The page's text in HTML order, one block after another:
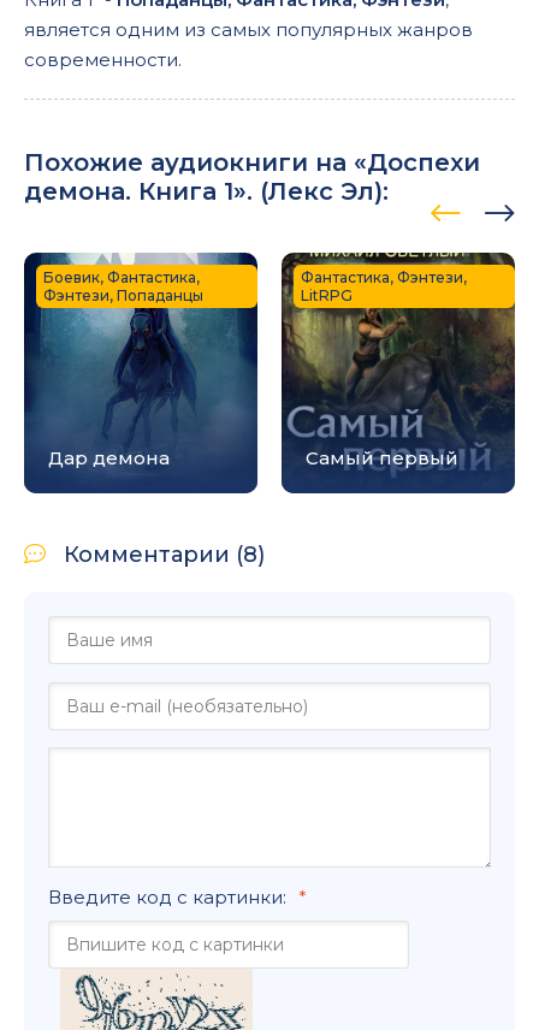
является одним из самых популярных жанров
современности.
Похожие аудиокниги на «Доспехи
демона. Книга 1». (Лекс Эл):
Дар демона
Боевик, Фантастика,
Фэнтези, Попаданцы
Самый первый
Фантастика, Фэнтези,
LitRPG
Комментарии (8)
Введите код с картинки: